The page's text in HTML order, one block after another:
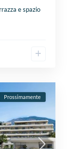
e spazio
Prossimamente